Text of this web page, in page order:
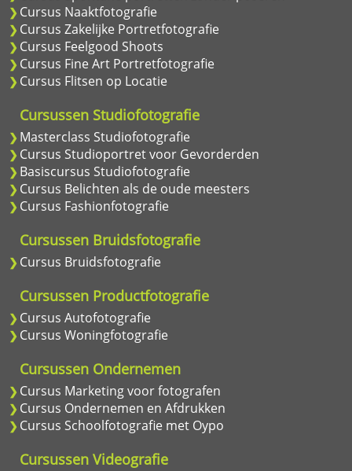
Cursus Naaktfotografie
Cursus Zakelijke Portretfotografie
Cursus Feelgood Shoots
Cursus Fine Art Portretfotografie
Cursus Flitsen op Locatie
Cursussen Studiofotografie
Masterclass Studiofotografie
Cursus Studioportret voor Gevorderden
Basiscursus Studiofotografie
Cursus Belichten als de oude meesters
Cursus Fashionfotografie
Cursussen Bruidsfotografie
Cursus Bruidsfotografie
Cursussen Productfotografie
Cursus Autofotografie
Cursus Woningfotografie
Cursussen Ondernemen
Cursus Marketing voor fotografen
Cursus Ondernemen en Afdrukken
Cursus Schoolfotografie met Oypo
Cursussen Videografie